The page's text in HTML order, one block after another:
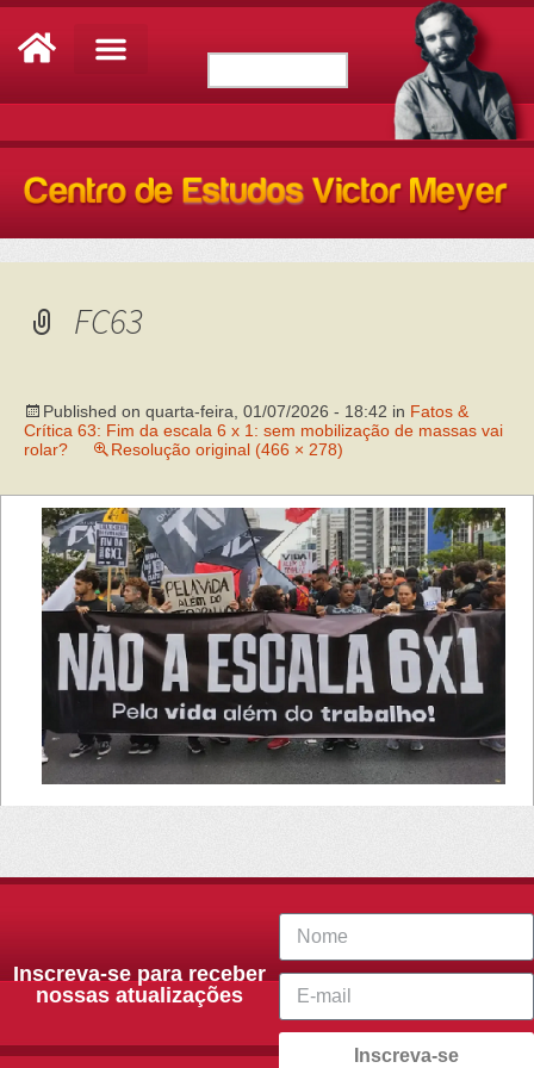
FC63
Published on quarta-feira, 01/07/2026 - 18:42 in Fatos &
Crítica 63: Fim da escala 6 x 1: sem mobilização de massas vai
rolar?
Resolução original (466 × 278)
Inscreva-se para receber
nossas atualizações
Inscreva-se